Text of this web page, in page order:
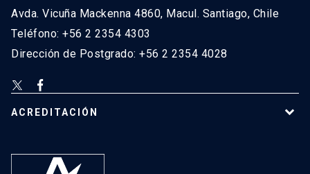
Avda. Vicuña Mackenna 4860, Macul. Santiago, Chile
Teléfono: +56 2 2354 4303
Dirección de Postgrado: +56 2 2354 4028
ACREDITACIÓN